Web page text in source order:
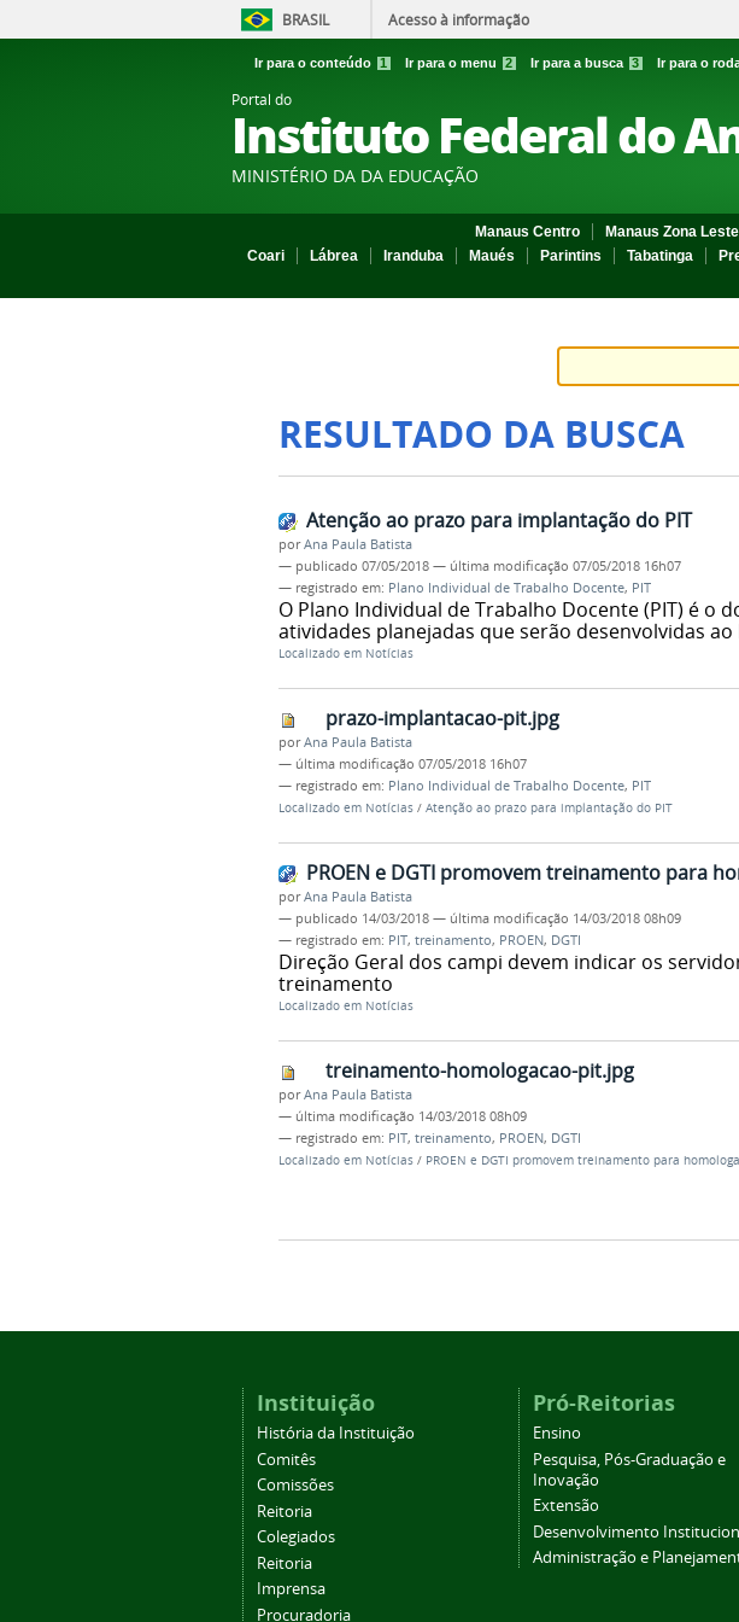
BRASIL Acesso à informação
Ir para o conteúdo 1 Ir para o menu 2 Ir para a busca 3 Ir para o
Portal do
Instituto Federal do
MINISTÉRIO DA DA EDUCAÇÃO
Manaus Centro Manaus Zona Leste
Coari
Lábrea Iranduba Maués Parintins Tabatinga
RESULTADO DA BUSCA
Atenção ao prazo para implantação do PIT
porAna Paula Batista
— publicado 07/05/2018 — última modificação 07/05/2018 16h07
— registrado em: Plano Individual de Trabalho Docente, PIT
O Plano Individual de Trabalho Docente (PIT) é o
atividades planejadas que serão desenvolvidas
Localizado em Notícias
prazo-implantacao-pit.jpg
porAna Paula Batista
— última modificação 07/05/2018 16h07
— registrado em: Plano Individual de Trabalho Docente, PIT
Localizado em Notícias / Atenção ao prazo para implantação do PIT
PROEN e DGTI promovem treinamento para
porAna Paula Batista
— publicado 14/03/2018 — última modificação 14/03/2018 08h09
— registrado em: PIT, treinamento, PROEN, DGTI
Direção Geral dos campi devem indicar os
treinamento
Localizado em Notícias
treinamento-homologacao-pit.jpg
porAna Paula Batista
— última modificação 14/03/2018 08h09
— registrado em: PIT, treinamento, PROEN, DGTI
Localizado em Notícias / PROEN e DGTI promovem treinamento para
Instituição
História da Instituição
Comitês
Comissões
Reitoria
Colegiados
Reitoria
Imprensa
Procuradoria
Pró-Reitorias
Ensino
Pesquisa, Pós-Graduação e
Inovação
Extensão
Desenvolvimento
Administração e